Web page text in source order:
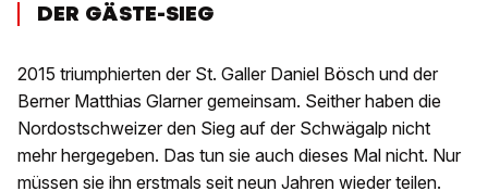
DER GÄSTE-SIEG
2015 triumphierten der St. Galler Daniel Bösch und der
Berner Matthias Glarner gemeinsam. Seither haben die
Nordostschweizer den Sieg auf der Schwägalp nicht
mehr hergegeben. Das tun sie auch dieses Mal nicht. Nur
müssen sie ihn erstmals seit neun Jahren wieder teilen.